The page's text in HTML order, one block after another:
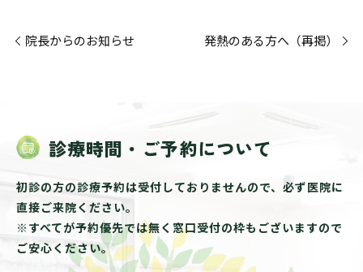
院長からのお知らせ 発熱のある方へ（再掲）
診療時間・ご予約について
初診の方の診療予約は受付しておりませんので、必ず医院に
直接ご来院ください。
※すべてが予約優先では無く窓口受付の枠もございますので
ご安心ください。